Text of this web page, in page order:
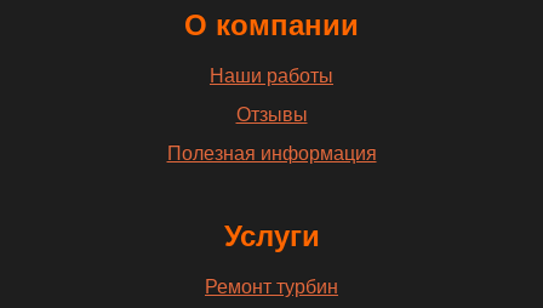
О компании
Наши работы
Отзывы
Полезная информация
Услуги
Ремонт турбин